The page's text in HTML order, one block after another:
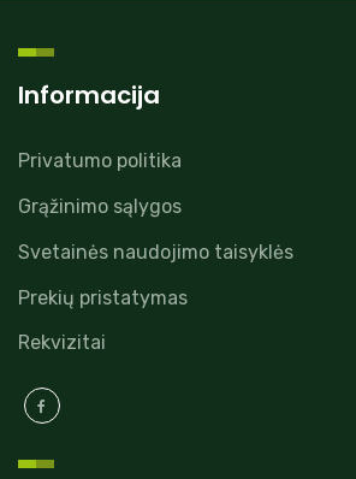
Informacija
Privatumo politika
Grąžinimo sąlygos
Svetainės naudojimo taisyklės
Prekių pristatymas
Rekvizitai